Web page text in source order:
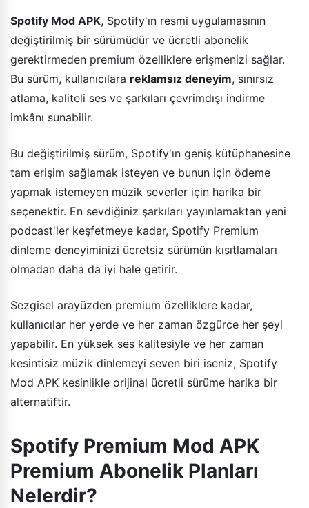
Spotify Mod APK, Spotify'ın resmi uygulamasının
değiştirilmiş bir sürümüdür ve ücretli abonelik
gerektirmeden premium özelliklere erişmenizi sağlar.
Bu sürüm, kullanıcılara reklamsız deneyim, sınırsız
atlama, kaliteli ses ve şarkıları çevrimdışı indirme
imkânı sunabilir.
Bu değiştirilmiş sürüm, Spotify'ın geniş kütüphanesine
tam erişim sağlamak isteyen ve bunun için ödeme
yapmak istemeyen müzik severler için harika bir
seçenektir. En sevdiğiniz şarkıları yayınlamaktan yeni
podcast'ler keşfetmeye kadar, Spotify Premium
dinleme deneyiminizi ücretsiz sürümün kısıtlamaları
olmadan daha da iyi hale getirir.
Sezgisel arayüzden premium özelliklere kadar,
kullanıcılar her yerde ve her zaman özgürce her şeyi
yapabilir. En yüksek ses kalitesiyle ve her zaman
kesintisiz müzik dinlemeyi seven biri iseniz, Spotify
Mod APK kesinlikle orijinal ücretli sürüme harika bir
alternatiftir.
Spotify Premium Mod APK
Premium Abonelik Planları
Nelerdir?